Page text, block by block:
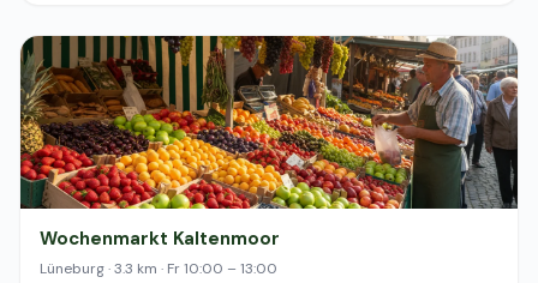
Wochenmarkt Kaltenmoor
Lüneburg · 3.3 km · Fr 10:00 – 13:00